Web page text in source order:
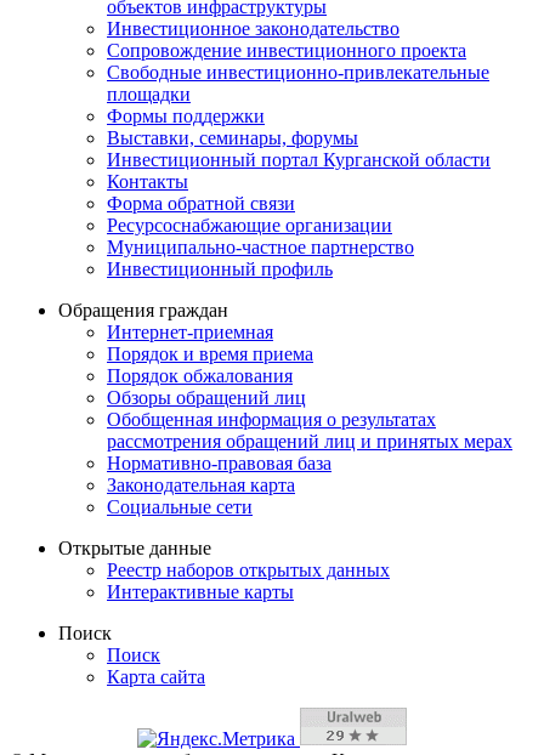
объектов инфраструктуры
Инвестиционное законодательство
Сопровождение инвестиционного проекта
Свободные инвестиционно-привлекательные
площадки
Формы поддержки
Выставки, семинары, форумы
Инвестиционный портал Курганской области
Контакты
Форма обратной связи
Ресурсоснабжающие организации
Муниципально-частное партнерство
Инвестиционный профиль
Обращения граждан
Интернет-приемная
Порядок и время приема
Порядок обжалования
Обзоры обращений лиц
Обобщенная информация о результатах
рассмотрения обращений лиц и принятых мерах
Нормативно-правовая база
Законодательная карта
Социальные сети
Открытые данные
Реестр наборов открытых данных
Интерактивные карты
Поиск
Поиск
Карта сайта